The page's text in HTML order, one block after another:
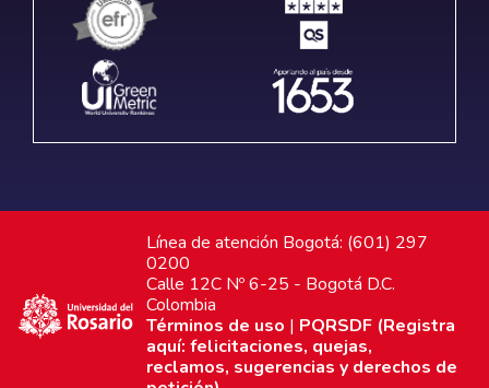
Línea de atención Bogotá: (601) 297
0200
Calle 12C Nº 6-25 - Bogotá D.C.
Colombia
Términos de uso | PQRSDF (Registra
aquí: felicitaciones, quejas,
reclamos, sugerencias y derechos de